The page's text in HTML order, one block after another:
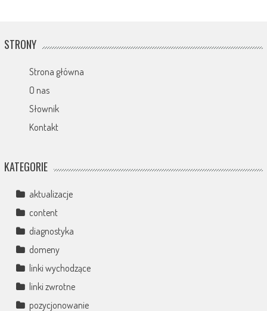
STRONY
Strona główna
O nas
Słownik
Kontakt
KATEGORIE
aktualizacje
content
diagnostyka
domeny
linki wychodzące
linki zwrotne
pozycjonowanie